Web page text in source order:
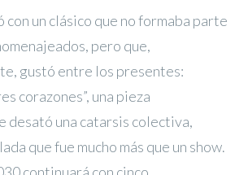
con un clásico que no formaba parte
pero que,
gustó entre los presentes:
corazones”, una pieza
desató una catarsis colectiva,
que fue mucho más que un show.